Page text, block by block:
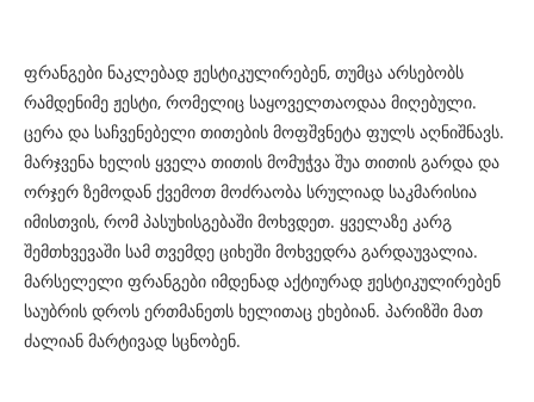
ფრანგები ნაკლებად ჟესტიკულირებენ, თუმცა არსებობს
რამდენიმე ჟესტი, რომელიც საყოველთაოდაა მიღებული.
ცერა და საჩვენებელი თითების მოფშვნეტა ფულს აღნიშნავს.
მარჯვენა ხელის ყველა თითის მომუჭვა შუა თითის გარდა და
ორჯერ ზემოდან ქვემოთ მოძრაობა სრულიად საკმარისია
იმისთვის, რომ პასუხისგებაში მოხვდეთ. ყველაზე კარგ
შემთხვევაში სამ თვემდე ციხეში მოხვედრა გარდაუვალია.
მარსელელი ფრანგები იმდენად აქტიურად ჟესტიკულირებენ
საუბრის დროს ერთმანეთს ხელითაც ეხებიან. პარიზში მათ
ძალიან მარტივად სცნობენ.